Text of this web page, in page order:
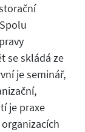
se skládá ze
je seminář,
je praxe